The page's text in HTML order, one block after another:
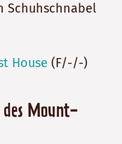
Schuhschnabel
House (F/-/-)
des Mount-